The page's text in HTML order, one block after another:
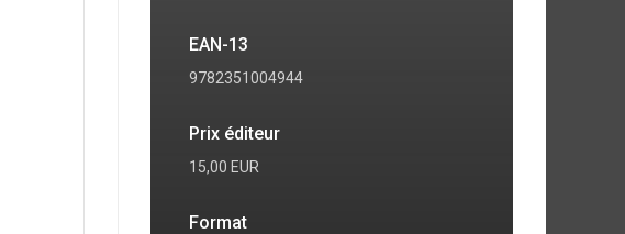
EAN-13
9782351004944
Prix éditeur
15,00 EUR
Format